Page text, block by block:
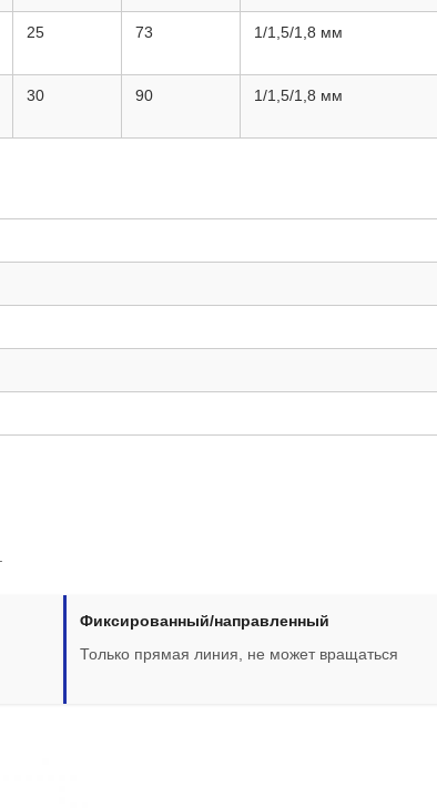
25 73 1/1,5/1,8 мм
30 90 1/1,5/1,8 мм
Фиксированный/направленный
Только прямая линия, не может вращаться